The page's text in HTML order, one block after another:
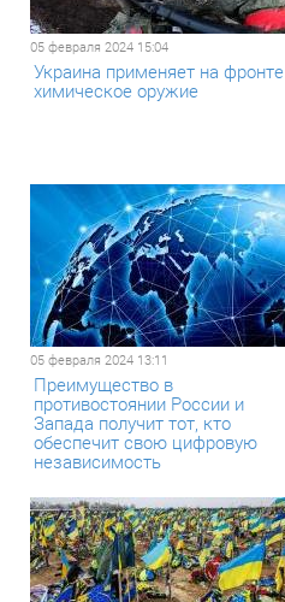
05 февраля 2024 15:04
Украина применяет на фронте
химическое оружие
05 февраля 2024 13:11
Преимущество в
противостоянии России и
Запада получит тот, кто
обеспечит свою цифровую
независимость